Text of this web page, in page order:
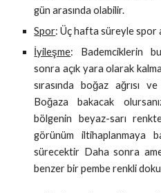
gün arasında olabilir.
Spor: Üç hafta süreyle spor
İyileşme: Bademciklerin
sonra açık yara olarak
sırasında boğaz ağrısı
Boğaza bakacak
bölgenin beyaz-sarı
görünüm iltihaplanmaya
sürecektir Daha sonra
benzer bir pembe renkli